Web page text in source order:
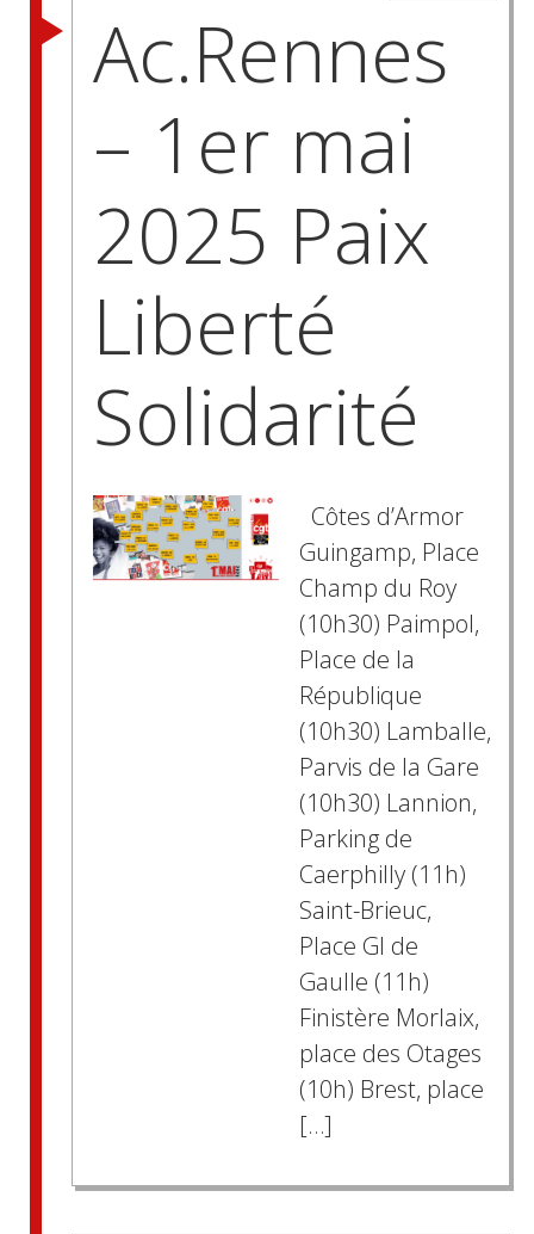
Ac.Rennes
– 1er mai
2025 Paix
Liberté
Solidarité
Côtes d’Armor
Guingamp, Place
Champ du Roy
(10h30) Paimpol,
Place de la
République
(10h30) Lamballe,
Parvis de la Gare
(10h30) Lannion,
Parking de
Caerphilly (11h)
Saint-Brieuc,
Place Gl de
Gaulle (11h)
Finistère Morlaix,
place des Otages
(10h) Brest, place
[…]